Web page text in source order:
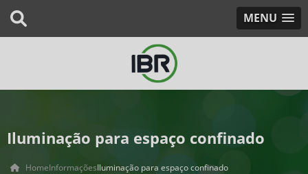
MENU
Iluminação para espaço confinado
HomeInformaçõesIluminação para espaço confinado